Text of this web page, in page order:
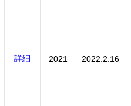
詳細 2021 2022.2.16